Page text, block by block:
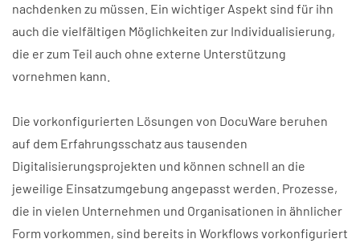
nachdenken zu müssen. Ein wichtiger Aspekt sind für ihn
auch die vielfältigen Möglichkeiten zur Individualisierung,
die er zum Teil auch ohne externe Unterstützung
vornehmen kann.
Die vorkonfigurierten Lösungen von DocuWare beruhen
auf dem Erfahrungsschatz aus tausenden
Digitalisierungsprojekten und können schnell an die
jeweilige Einsatzumgebung angepasst werden. Prozesse,
die in vielen Unternehmen und Organisationen in ähnlicher
Form vorkommen, sind bereits in Workflows vorkonfiguriert